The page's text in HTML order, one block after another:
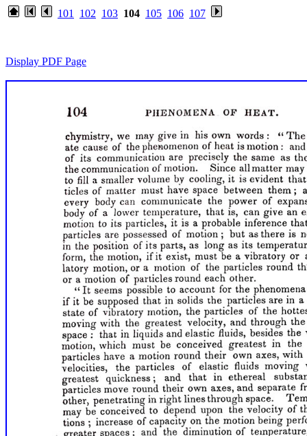
101 102 103 104 105 106 107
Display PDF Page